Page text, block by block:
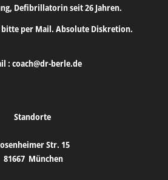
Defibrillatorin seit 26 Jahren.
per Mail. Absolute Diskretion.
: coach@dr-berle.de
Standorte
Str. 15
81667 München